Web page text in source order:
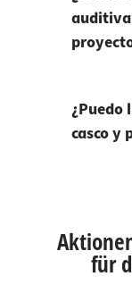
auditiva
¿Puedo
casco y
für